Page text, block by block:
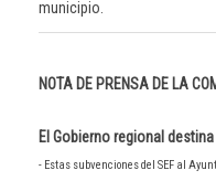
municipio.
NOTA DE PRENSA DE LA
El Gobierno regional
- Estas subvenciones del SEF al